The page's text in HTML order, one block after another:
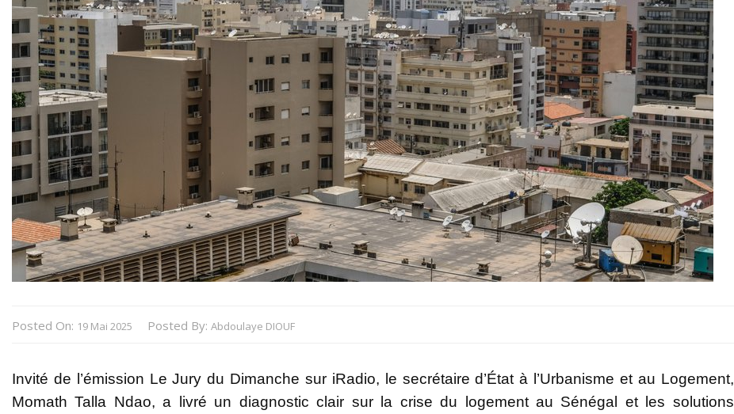
Posted On: 19 Mai 2025 Posted By: Abdoulaye DIOUF
Invité de l’émission Le Jury du Dimanche sur iRadio, le secrétaire d’État à l’Urbanisme et au Logement,
Momath Talla Ndao, a livré un diagnostic clair sur la crise du logement au Sénégal et les solutions